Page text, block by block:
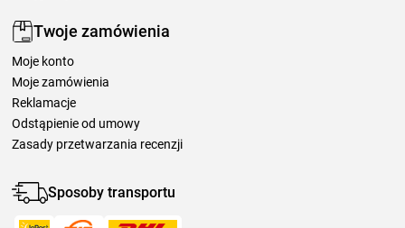
Twoje zamówienia
Moje konto
Moje zamówienia
Reklamacje
Odstąpienie od umowy
Zasady przetwarzania recenzji
Sposoby transportu